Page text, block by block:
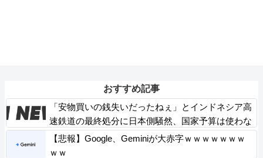
おすすめ記事
「安物買いの銭失いだったねぇ」とインドネシア高
速鉄道の最終処分に日本側騒然、国家予算は使わな
いというと何が財源なんだ？
【悲報】Google、Geminiが大赤字ｗｗｗｗｗｗｗ
ｗｗ